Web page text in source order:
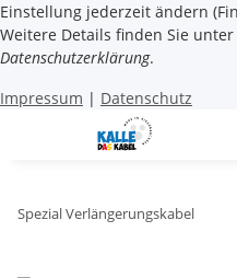
Einstellung jederzeit ändern
Weitere Details finden Sie unter
Datenschutzerklärung.
Impressum | Datenschutz
Spezial Verlängerungskabel